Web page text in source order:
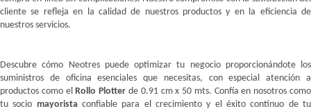
cliente se refleja en la calidad de nuestros productos y en la eficiencia de
nuestros servicios.
Descubre cómo Neotres puede optimizar tu negocio proporcionándote los
suministros de oficina esenciales que necesitas, con especial atención a
productos como elRollo Plotter de 0.91 cm x 50 mts. Confía en nosotros como
tu socio mayoristaconfiable para el crecimiento y el éxito continuo de tu